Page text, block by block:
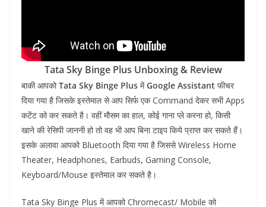
Tata Sky Binge Plus Unboxing & Review
बाकी आपकोTata Sky Binge Plus मेंGoogle Assistant फीचर
दिया गया है जिसके इस्तेमाल से आप सिर्फ एक Command देकर सभी Apps
कटेंट को कर सकते है। वहीं मौसम का हाल, कोई गाना प्ले करना हो, किसी
खाने की रेसिपी जाननी हो तो वह भी आप बिना टाइप किये प्राप्त कर सकते हैं।
इसके अलावा आपको Bluetooth दिया गया है जिससे Wireless Home
Theater, Headphones, Earbuds, Gaming Console,
Keyboard/Mouse इस्तेमाल कर सकते है।
Tata Sky Binge Plus में आपको Chromecast/ Mobile को